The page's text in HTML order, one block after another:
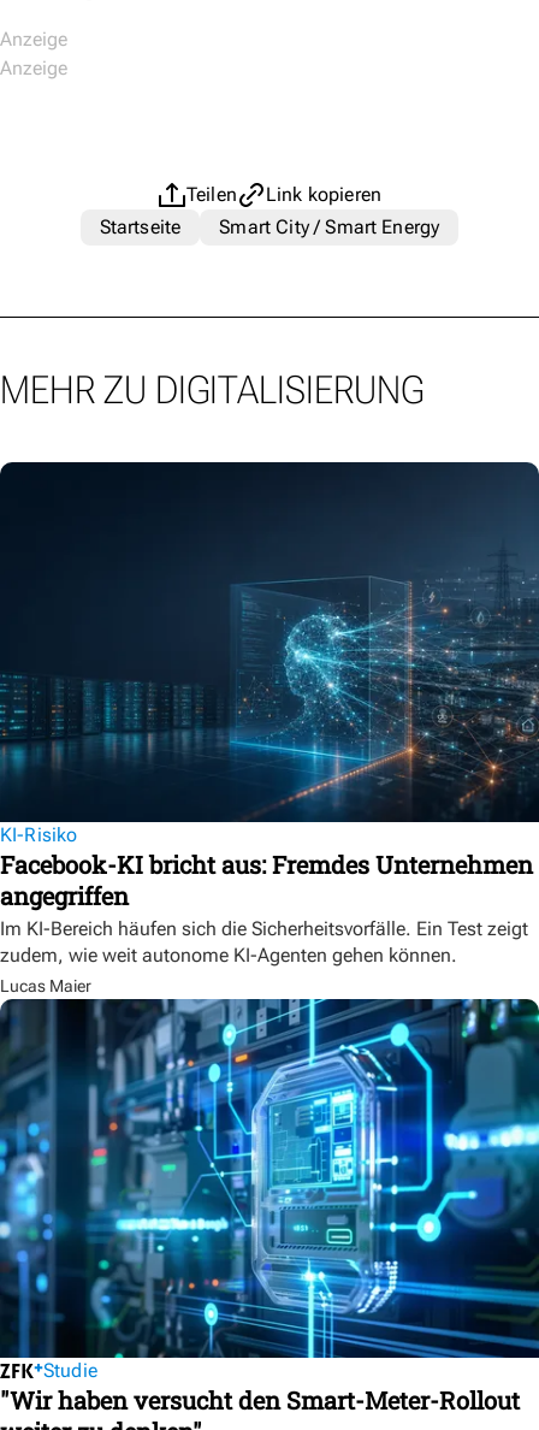
Teilen
Link kopieren
Startseite
Smart City / Smart Energy
MEHR ZU DIGITALISIERUNG
KI-Risiko
Facebook-KI bricht aus: Fremdes Unternehmen
angegriffen
Im KI-Bereich häufen sich die Sicherheitsvorfälle. Ein Test zeigt
zudem, wie weit autonome KI-Agenten gehen können.
Lucas Maier
Studie
"Wir haben versucht den Smart-Meter-Rollout